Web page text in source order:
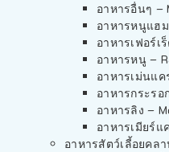
อาหารอื่นๆ –
อาหารหนูแฮม
อาหารเฟอร์เ
อาหารหนู –
อาหารเม่นแค
อาหารกระรอ
อาหารลิง –
อาหารเมียร์แ
อาหารสัตว์เลี้อยคล